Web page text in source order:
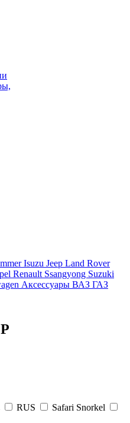
Isuzu Jeep Land Rover
Renault Ssangyong Suzuki
Аксессуары ВАЗ ГАЗ
RUS
Safari Snorkel